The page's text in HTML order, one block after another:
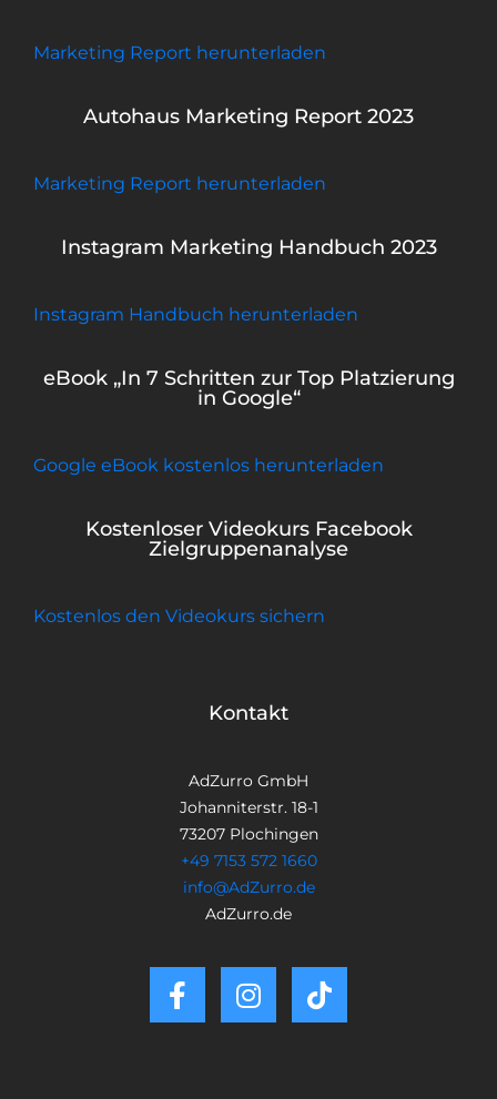
Marketing Report herunterladen
Autohaus Marketing Report 2023
Marketing Report herunterladen
Instagram Marketing Handbuch 2023
Instagram Handbuch herunterladen
eBook „In 7 Schritten zur Top Platzierung
in Google“
Google eBook kostenlos herunterladen
Kostenloser Videokurs Facebook
Zielgruppenanalyse
Kostenlos den Videokurs sichern
Kontakt
AdZurro GmbH
Johanniterstr. 18-1
73207 Plochingen
+49 7153 572 1660
info@AdZurro.de
AdZurro.de